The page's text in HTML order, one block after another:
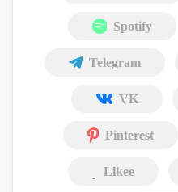
Spotify
Telegram
VK
Pinterest
Likee